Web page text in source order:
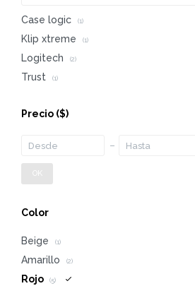
Case logic (1)
Klip xtreme (1)
Logitech (2)
Trust (1)
Precio ($)
OK
Color
Beige (1)
Amarillo (2)
Rojo (5)